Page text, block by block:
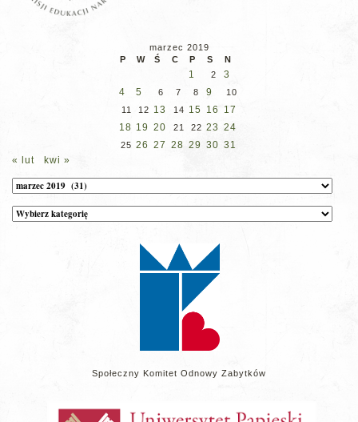
marzec 2019
P
W Ś C P S N
1 2
3
4
5 6 7 8 9
10
11
12 13 14 15 16
17
18 19 20 21 22 23 24
25 26 27 28 29 30 31
« lut
kwi »
Archiwum
Kategorie
wpisów
Społeczny Komitet Odnowy Zabytków